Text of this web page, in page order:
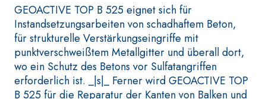
GEOACTIVE TOP B 525 eignet sich für
Instandsetzungsarbeiten von schadhaftem Beton,
für strukturelle Verstärkungseingriffe mit
punktverschweißtem Metallgitter und überall dort,
wo ein Schutz des Betons vor Sulfatangriffen
erforderlich ist. _|s|_ Ferner wird GEOACTIVE TOP
B 525 für die Reparatur der Kanten von Balken und
BETONINSTANDSETZUNGS-
SYSTEM
THIXOTROPE PRODUKTE
VERLEGESYSTEM
BODEN- UND
FASSAFLOOR –